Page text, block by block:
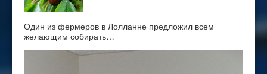
Один из фермеров в Лолланне предложил всем
желающим собирать…